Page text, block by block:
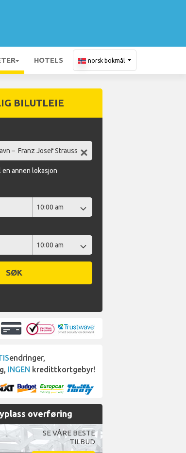
HOTELS norsk bokmål
BILUTLEIE
annen lokasjon
SØK
endringer,
INGEN kredittkortgebyr!
overføring
SE VÅRE BESTE
TILBUD